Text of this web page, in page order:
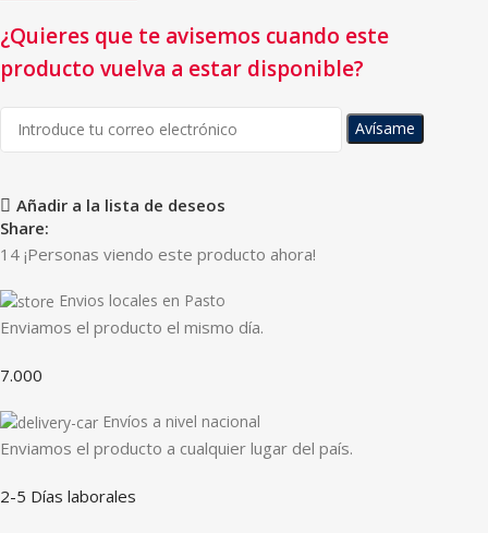
¿Quieres que te avisemos cuando este
producto vuelva a estar disponible?
Avísame
Añadir a la lista de deseos
Share:
14 ¡Personas viendo este producto ahora!
Envios locales en Pasto
Enviamos el producto el mismo día.
7.000
Envíos a nivel nacional
Enviamos el producto a cualquier lugar del país.
2-5 Días laborales